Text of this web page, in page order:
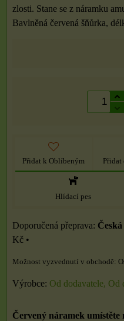
zlosti. Stane se z náramku
Bavlněná červená šňůrka,
Přidat k Oblíbeným Přidat
Hlídací pes
Kč •
Výrobce: Od dodavatele, Od
Červený náramek umístěte